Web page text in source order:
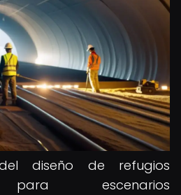
diseño de refugios
para escenarios